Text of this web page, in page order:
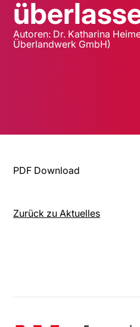
Autoren: Dr. Katharina
Überlandwerk GmbH)
PDF Download
Zurück zu Aktuelles